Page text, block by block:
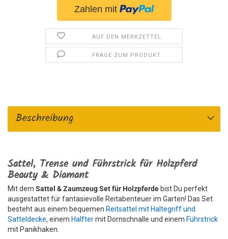
AUF DEN MERKZETTEL
FRAGE ZUM PRODUKT
Beschreibung
Sattel, Trense und Führstrick für Holzpferd
Beauty & Diamant
Mit dem Sattel & Zaumzeug Set für Holzpferde bist Du perfekt
ausgestattet für fantasievolle Reitabenteuer im Garten! Das Set
besteht aus einem bequemen Reitsattel mit Haltegriff und
Satteldecke, einem Halftermit Dornschnalle und einem Führstrick
mit Panikhaken.